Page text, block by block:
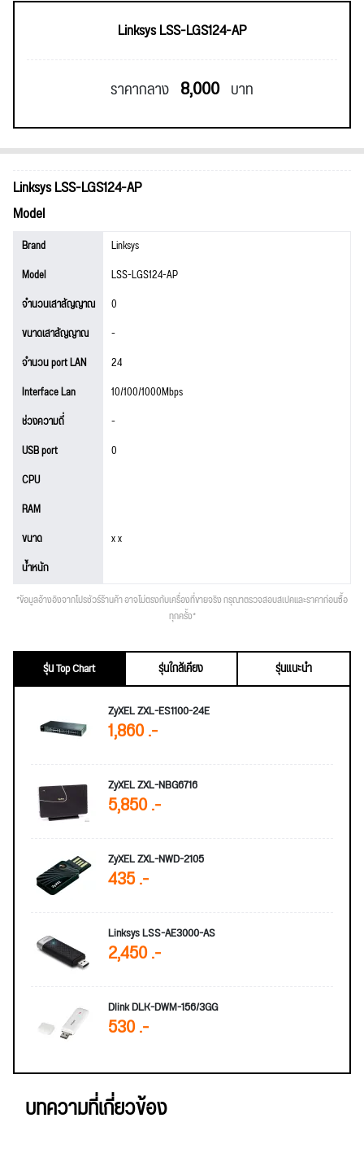
Linksys LSS-LGS124-AP
ราคากลาง 8,000 บาท
Linksys LSS-LGS124-AP
Model
Brand
Linksys
Model
LSS-LGS124-AP
จำนวนเสาสัญญาณ
0
ขนาดเสาสัญญาณ
-
จำนวน port LAN
24
Interface Lan
10/100/1000Mbps
ช่วงความถี่
-
USB port
0
CPU
RAM
ขนาด
x x
น้ำหนัก
*ข้อมูลอ้างอิงจากโปรชัวร์ร้านค้า อาจไม่ตรงกับเครื่องที่ขายจริง กรุณาตรวจสอบสเปคและราคาก่อนซื้อ
ทุกครั้ง*
รุ่น Top Chart รุ่นใกล้เคียง
รุ่นแนะนำ
ZyXEL ZXL-ES1100-24E
1,860 .-
ZyXEL ZXL-NBG6716
5,850 .-
ZyXEL ZXL-NWD-2105
435 .-
Linksys LSS-AE3000-AS
2,450 .-
Dlink DLK-DWM-156/3GG
530 .-
บทความที่เกี่ยวข้อง